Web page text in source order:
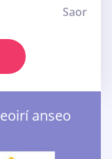
Saor
anseo